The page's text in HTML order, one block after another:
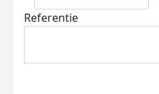
Referentie